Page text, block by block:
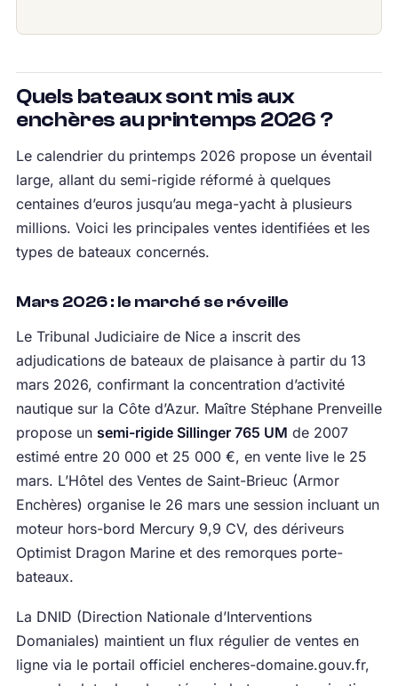
Quels bateaux sont mis aux
enchères au printemps 2026 ?
Le calendrier du printemps 2026 propose un éventail
large, allant du semi-rigide réformé à quelques
centaines d’euros jusqu’au mega-yacht à plusieurs
millions. Voici les principales ventes identifiées et les
types de bateaux concernés.
Mars 2026 : le marché se réveille
Le Tribunal Judiciaire de Nice a inscrit des
adjudications de bateaux de plaisance à partir du 13
mars 2026, confirmant la concentration d’activité
nautique sur la Côte d’Azur. Maître Stéphane Prenveille
propose un semi-rigide Sillinger 765 UM de 2007
estimé entre 20 000 et 25 000 €, en vente live le 25
mars. L’Hôtel des Ventes de Saint-Brieuc (Armor
Enchères) organise le 26 mars une session incluant un
moteur hors-bord Mercury 9,9 CV, des dériveurs
Optimist Dragon Marine et des remorques porte-
bateaux.
La DNID (Direction Nationale d’Interventions
Domaniales) maintient un flux régulier de ventes en
ligne via le portail officiel encheres-domaine.gouv.fr,